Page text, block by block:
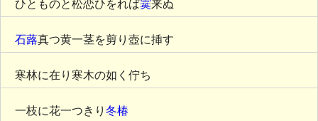
ひとものと松恋ひをれば霙来ぬ
石蕗真つ黄一茎を剪り壺に挿す
寒林に在り寒木の如く佇ち
一枝に花一つきり 冬椿